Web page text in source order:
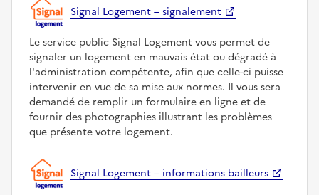
Signal Logement – signalement
Le service public Signal Logement vous permet de
signaler un logement en mauvais état ou dégradé à
l'administration compétente, afin que celle-ci puisse
intervenir en vue de sa mise aux normes. Il vous sera
demandé de remplir un formulaire en ligne et de
fournir des photographies illustrant les problèmes
que présente votre logement.
Signal Logement – informations bailleurs